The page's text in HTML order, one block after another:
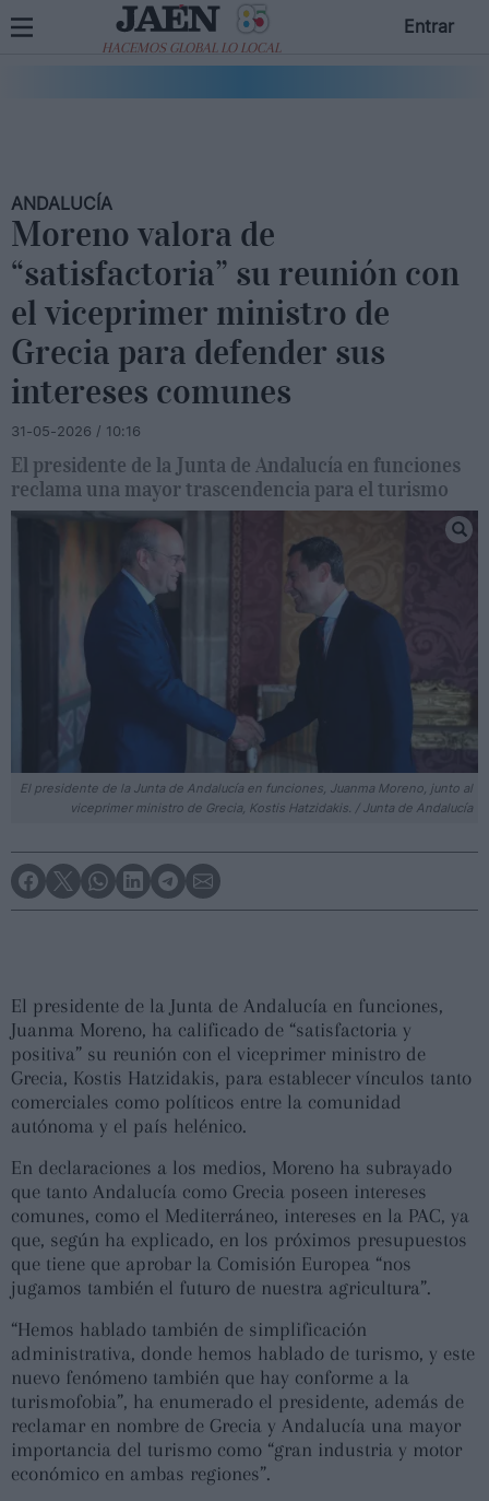
HACEMOS GLOBAL LO LOCAL
Entrar
ANDALUCÍA
Moreno valora de
“satisfactoria” su reunión con
el viceprimer ministro de
Grecia para defender sus
intereses comunes
31-05-2026 / 10:16
El presidente de la Junta de Andalucía en funciones
reclama una mayor trascendencia para el turismo
El presidente de la Junta de Andalucía en funciones, Juanma Moreno, junto al
viceprimer ministro de Grecia, Kostis Hatzidakis. / Junta de Andalucía
El presidente de la Junta de Andalucía en funciones,
Juanma Moreno, ha calificado de “satisfactoria y
positiva” su reunión con el viceprimer ministro de
Grecia, Kostis Hatzidakis, para establecer vínculos tanto
comerciales como políticos entre la comunidad
autónoma y el país helénico.
En declaraciones a los medios, Moreno ha subrayado
que tanto Andalucía como Grecia poseen intereses
comunes, como el Mediterráneo, intereses en la PAC, ya
que, según ha explicado, en los próximos presupuestos
que tiene que aprobar la Comisión Europea “nos
jugamos también el futuro de nuestra agricultura”.
“Hemos hablado también de simplificación
administrativa, donde hemos hablado de turismo, y este
nuevo fenómeno también que hay conforme a la
turismofobia”, ha enumerado el presidente, además de
reclamar en nombre de Grecia y Andalucía una mayor
importancia del turismo como “gran industria y motor
económico en ambas regiones”.